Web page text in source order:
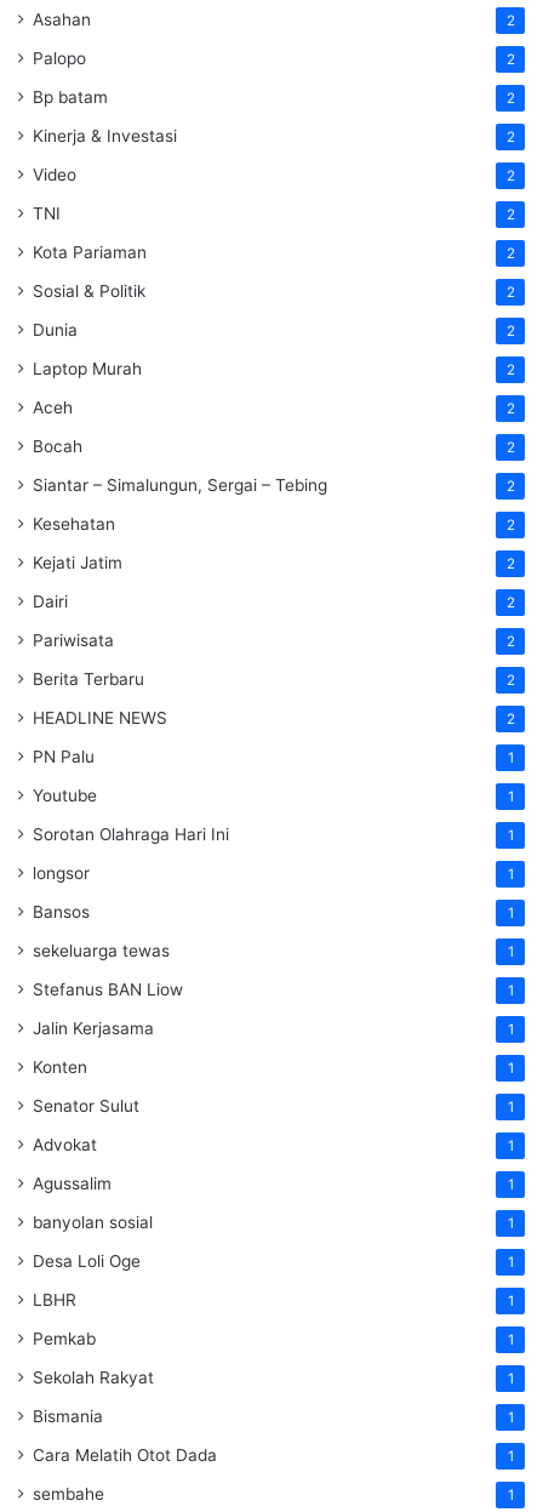
Asahan 2
Palopo 2
Bp batam 2
Kinerja & Investasi 2
Video 2
TNI 2
Kota Pariaman 2
Sosial & Politik 2
Dunia 2
Laptop Murah 2
Aceh 2
Bocah 2
Siantar – Simalungun, Sergai – Tebing 2
Kesehatan 2
Kejati Jatim 2
Dairi 2
Pariwisata 2
Berita Terbaru 2
HEADLINE NEWS 2
PN Palu 1
Youtube 1
Sorotan Olahraga Hari Ini 1
longsor 1
Bansos 1
sekeluarga tewas 1
Stefanus BAN Liow 1
Jalin Kerjasama 1
Konten 1
Senator Sulut 1
Advokat 1
Agussalim 1
banyolan sosial 1
Desa Loli Oge 1
LBHR 1
Pemkab 1
Sekolah Rakyat 1
Bismania 1
Cara Melatih Otot Dada 1
sembahe 1